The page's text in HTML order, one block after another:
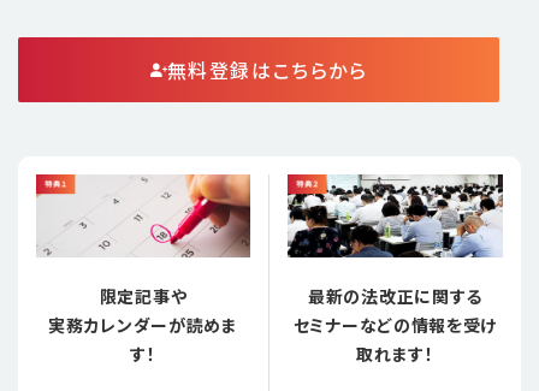
無料登録はこちらから
限定記事や
実務カレンダーが読めま
す！
最新の法改正に関する
セミナーなどの情報を受け
取れます！